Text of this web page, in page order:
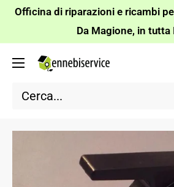
Vai
contenuto
Officina di riparazioni e ricambi
Da Magione, in tutta
Ennebiservice